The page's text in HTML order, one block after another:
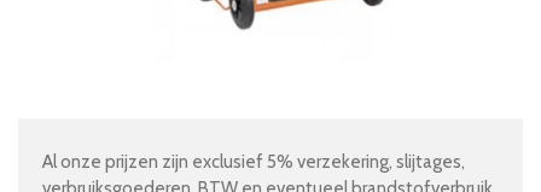
Al onze prijzen zijn exclusief 5% verzekering, slijtages,